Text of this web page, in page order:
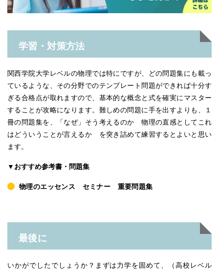
学習・対策方法
関西学院大学レベルの物理では特にですが、どの問題集にも載っ
ているような、その分野でのテンプレート問題ができれば十分す
ぎる合格点が取れますので、基本的な概念と式を確実にマスター
することが攻略になります。難しめの問題に手を出すよりも、１
冊の問題集を、「なぜ」そう考えるのか 物理の直感としてこれ
はどういうことが言えるか を突き詰めて練習するとよいと思い
ます。
▼おすすめ参考書・問題集
物理のエッセンス セミナー 重要問題集
最後に
いかがでしたでしょうか？まずは力学を固めて、（高校レベル